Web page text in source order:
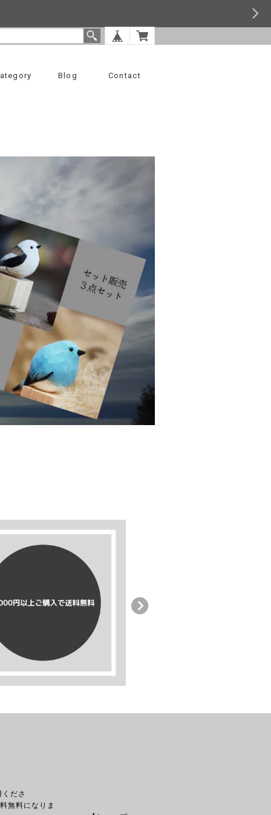
Blog Contact
ださ
なりま